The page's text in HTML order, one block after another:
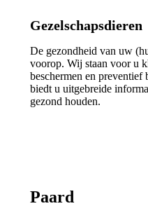
Gezelschapsdieren
De gezondheid van uw
voorop. Wij staan voor u
beschermen en preventief
biedt u uitgebreide
gezond houden.
Paard